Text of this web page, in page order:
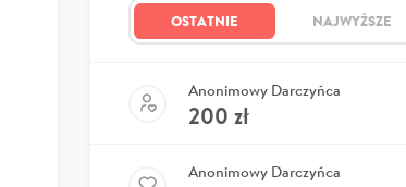
OSTATNIE NAJWYŻSZE
Anonimowy Darczyńca
200 zł
Anonimowy Darczyńca